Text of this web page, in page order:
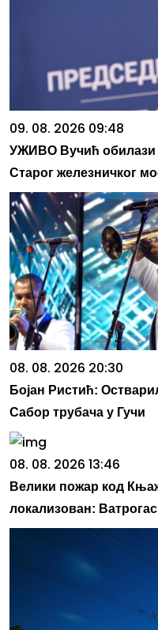
09. 08. 2026 09:48
УЖИВО Вучић обилази
Старог железничког
08. 08. 2026 20:30
Бојан Ристић:
Сабор трубача у Гучи
08. 08. 2026 13:46
Велики пожар код
локализован: